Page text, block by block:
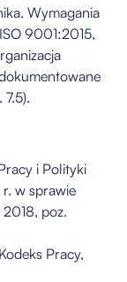
Wymagania
9001:2015,
i Polityki
r. w sprawie
poz.
Pracy,